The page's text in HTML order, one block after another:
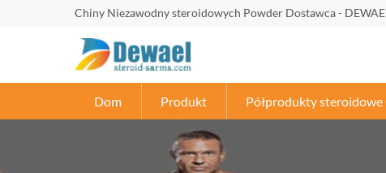
Chiny Niezawodny steroidowych Powder Dostawca -
Dom Produkt Półprodukty steroidowe